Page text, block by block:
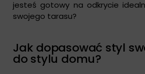
jesteś gotowy na odkrycie
swojego tarasu?
Jak dopasować styl
do stylu domu?